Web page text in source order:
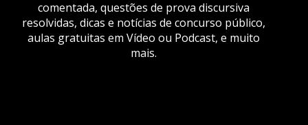
comentada, questões de prova discursiva
resolvidas, dicas e notícias de concurso público,
aulas gratuitas em Vídeo ou Podcast, e muito
mais.